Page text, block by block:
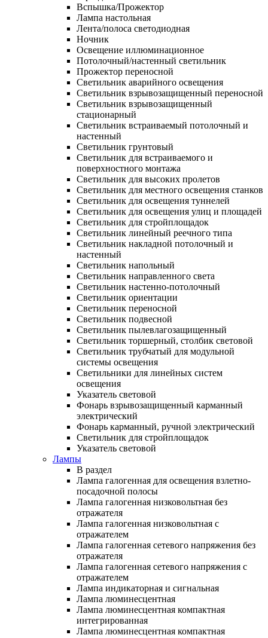
Вспышка/Прожектор
Лампа настольная
Лента/полоса светодиодная
Ночник
Освещение иллюминационное
Потолочный/настенный светильник
Прожектор переносной
Светильник аварийного освещения
Светильник взрывозащищенный переносной
Светильник взрывозащищенный
стационарный
Светильник встраиваемый потолочный и
настенный
Светильник грунтовый
Светильник для встраиваемого и
поверхностного монтажа
Светильник для высоких пролетов
Светильник для местного освещения станков
Светильник для освещения туннелей
Светильник для освещения улиц и площадей
Светильник для стройплощадок
Светильник линейный реечного типа
Светильник накладной потолочный и
настенный
Светильник напольный
Светильник направленного света
Светильник настенно-потолочный
Светильник ориентации
Светильник переносной
Светильник подвесной
Светильник пылевлагозащищенный
Светильник торшерный, столбик световой
Светильник трубчатый для модульной
системы освещения
Светильники для линейных систем
освещения
Указатель световой
Фонарь взрывозащищенный карманный
электрический
Фонарь карманный, ручной электрический
Светильник для стройплощадок
Указатель световой
Лампы
В раздел
Лампа галогенная для освещения взлетно-
посадочной полосы
Лампа галогенная низковольтная без
отражателя
Лампа галогенная низковольтная с
отражателем
Лампа галогенная сетевого напряжения без
отражателя
Лампа галогенная сетевого напряжения с
отражателем
Лампа индикаторная и сигнальная
Лампа люминесцентная
Лампа люминесцентная компактная
интегрированная
Лампа люминесцентная компактная